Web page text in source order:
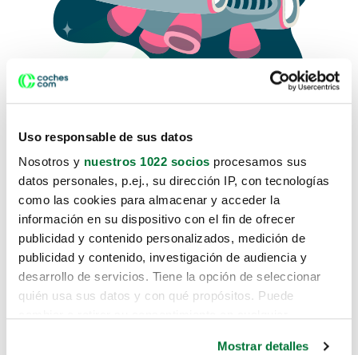
Uso responsable de sus datos
Nosotros y nuestros 1022 socios procesamos sus
datos personales, p.ej., su dirección IP, con tecnologías
como las cookies para almacenar y acceder la
información en su dispositivo con el fin de ofrecer
publicidad y contenido personalizados, medición de
publicidad y contenido, investigación de audiencia y
desarrollo de servicios. Tiene la opción de seleccionar
quién usa sus datos y con qué propósitos. Puede
Mostrar detalles
Lo sentimos, no sabemos como
te hemos traido hasta aquí.
Pero puedes encontrar el coche que estás
buscando en alguno de estos enlaces: